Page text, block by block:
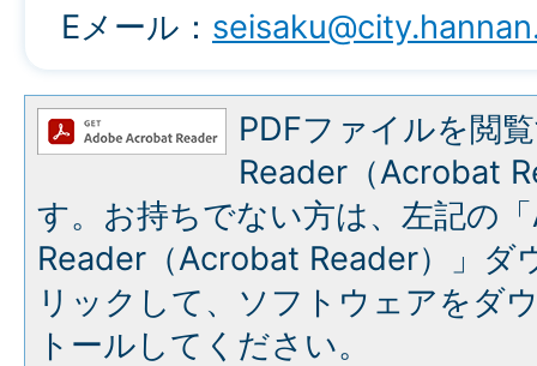
Eメール：
PDFファイルを閲
Reader（Acrobat
す。お持ちでない方は、左記の
Reader（Acrobat Reader）」ダ
リックして、ソフトウェアをダ
トールしてください。